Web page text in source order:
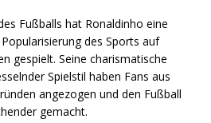
Fußballs hat Ronaldinho eine
des Sports auf
gespielt. Seine charismatische
Spielstil haben Fans aus
angezogen und den Fußball
gemacht.